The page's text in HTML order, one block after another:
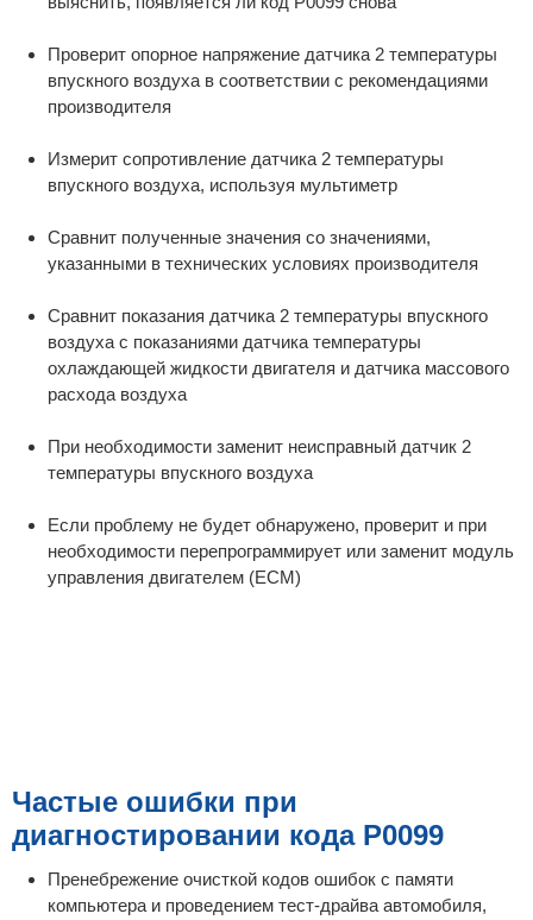
Проверит опорное напряжение датчика 2 температуры
впускного воздуха в соответствии с рекомендациями
производителя
Измерит сопротивление датчика 2 температуры
впускного воздуха, используя мультиметр
Сравнит полученные значения со значениями,
указанными в технических условиях производителя
Сравнит показания датчика 2 температуры впускного
воздуха с показаниями датчика температуры
охлаждающей жидкости двигателя и датчика массового
расхода воздуха
При необходимости заменит неисправный датчик 2
температуры впускного воздуха
Если проблему не будет обнаружено, проверит и при
необходимости перепрограммирует или заменит модуль
управления двигателем (ECM)
Частые ошибки при
диагностировании кода P0099
Пренебрежение очисткой кодов ошибок с памяти
компьютера и проведением тест-драйва автомобиля,